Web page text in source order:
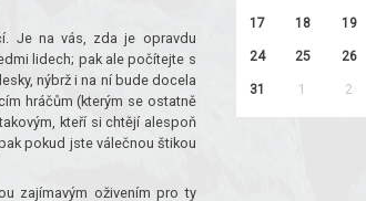
Je na vás, zda je opravdu
lidech; pak ale počítejte s
nýbrž i na ní bude docela
hráčům (kterým se ostatně
kteří si chtějí alespoň
pokud jste válečnou štikou
zajímavým oživením pro ty
17 18 19
24 25 26
31 1 2